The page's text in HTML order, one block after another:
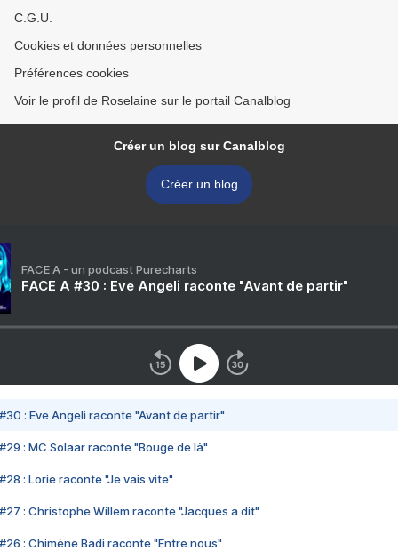
C.G.U.
Cookies et données personnelles
Préférences cookies
Voir le profil de Roselaine sur le portail Canalblog
Créer un blog sur Canalblog
Créer un blog
FACE A - un podcast Purecharts
FACE A #30 : Eve Angeli raconte "Avant de partir"
#30 : Eve Angeli raconte "Avant de partir"
#29 : MC Solaar raconte "Bouge de là"
#28 : Lorie raconte "Je vais vite"
#27 : Christophe Willem raconte "Jacques a dit"
#26 : Chimène Badi raconte "Entre nous"